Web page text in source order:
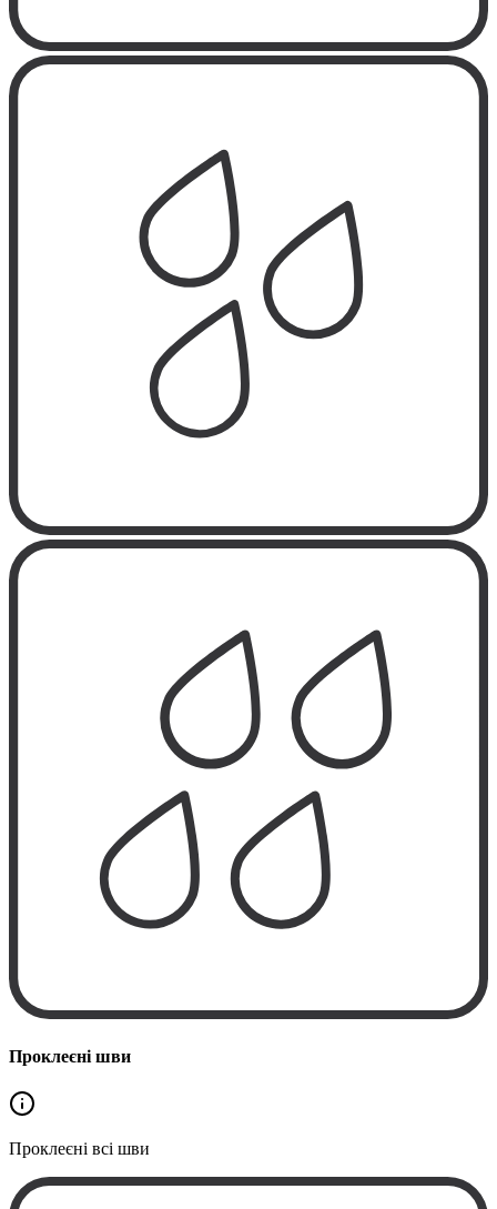
Проклеєні шви
Проклеєні всі шви